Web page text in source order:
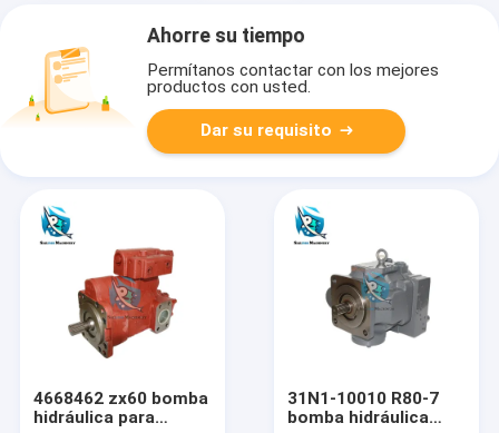
Ahorre su tiempo
Permítanos contactar con los mejores
productos con usted.
Dar su requisito
4668462 zx60 bomba
hidráulica para
31N1-10010 R80-7
bomba hidráulica